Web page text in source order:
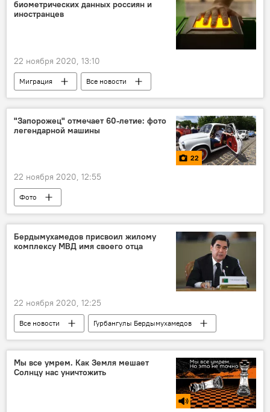
биометрических данных россиян и
иностранцев
22 ноября 2020, 13:10
Миграция Все новости
"Запорожец" отмечает 60-летие: фото
легендарной машины
22
22 ноября 2020, 12:55
Фото
Бердымухамедов присвоил жилому
комплексу МВД имя своего отца
22 ноября 2020, 12:25
Все новости
Гурбангулы Бердымухамедов
Туркменистан
Центральная Азия
Мы все умрем. Как Земля мешает
Солнцу нас уничтожить